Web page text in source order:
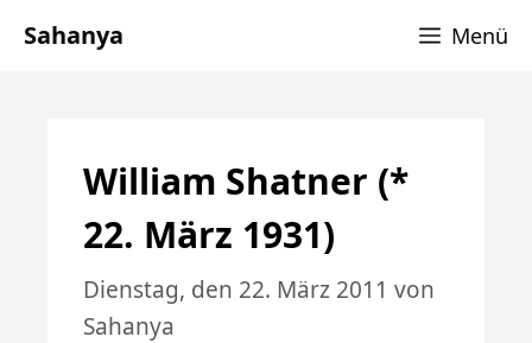
ZumSahanya Menü
William Shatner (*
22. März 1931)
Dienstag, den 22. März 2011 von
Sahanya